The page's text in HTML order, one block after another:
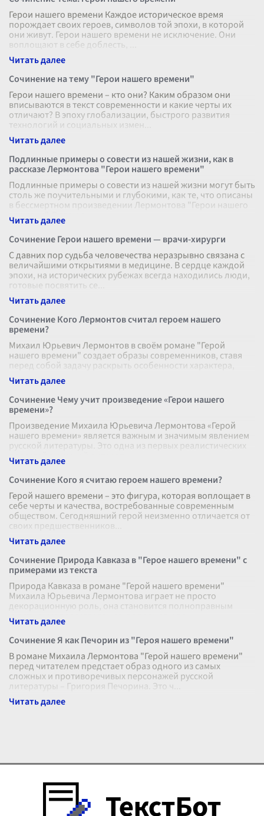
Герои нашего времени Каждое историческое время
порождает своих героев, символов той эпохи, в которой
они живут. Герои нашего времени не исключение. Они
воплощают в себе доблесть,
Сочинение на тему "Герои нашего времени"
Герои нашего времени – кто они? Каким образом они
вписываются в текст современности и какие черты их
отличают? В эпоху глобализации, быстрого развития
технологий и социальных измен
Подлинные примеры о совести из нашей жизни, как в
рассказе Лермонтова "Герои нашего времени"
Подлинные примеры о совести из нашей жизни могут быть
столь же поучительными и глубокими, как те, что описаны
в бессмертном произведении Лермонтова "Герои нашего
времени". В этом л
Сочинение Герои нашего времени — врачи-хирурги
С давних пор судьба человечества неразрывно связана с
величайшими открытиями в медицине. В сердце каждой
эпохи, на исторических рубежах всегда находились люди,
готовые посвятить се
Сочинение Кого Лермонтов считал героем нашего
времени?
Михаил Юрьевич Лермонтов в своём романе "Герой
нашего времени" создает образы современников, ставя
перед собой задачу раскрыть особенности характера,
поведения и мировоззрения люде
Сочинение Чему учит произведение «Герои нашего
времени»?
Произведение Михаила Юрьевича Лермонтова «Герой
нашего времени» является важным и значимым явлением
русской литературы. Это одна из первых реалистических
повестей в русской литерат
Сочинение Кого я считаю героем нашего времени?
Герой нашего времени – это фигура, которая воплощает в
себе черты и качества, востребованные современным
обществом. Сегодняшний герой неизменно отличается от
своих предшественников
Сочинение Природа Кавказа в "Герое нашего времени" с
примерами из текста
Природа Кавказа в романе "Герой нашего времени"
Михаила Юрьевича Лермонтова играет не просто
декорационную роль, она становится полноправным
участником повествования, дополняя и по
Сочинение Я как Печорин из "Героя нашего времени"
В романе Михаила Лермонтова "Герой нашего времени"
перед читателем предстает образ одного из самых
сложных и противоречивых персонажей русской
литературы – Григория Печорина. Это ч